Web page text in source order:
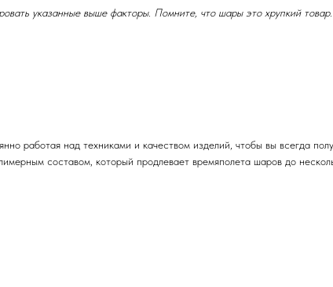
указанные выше факторы. Помните, что шары это хрупкий товар.
работая над техниками и качеством изделий, чтобы вы всегда
составом, который продлевает времяполета шаров до